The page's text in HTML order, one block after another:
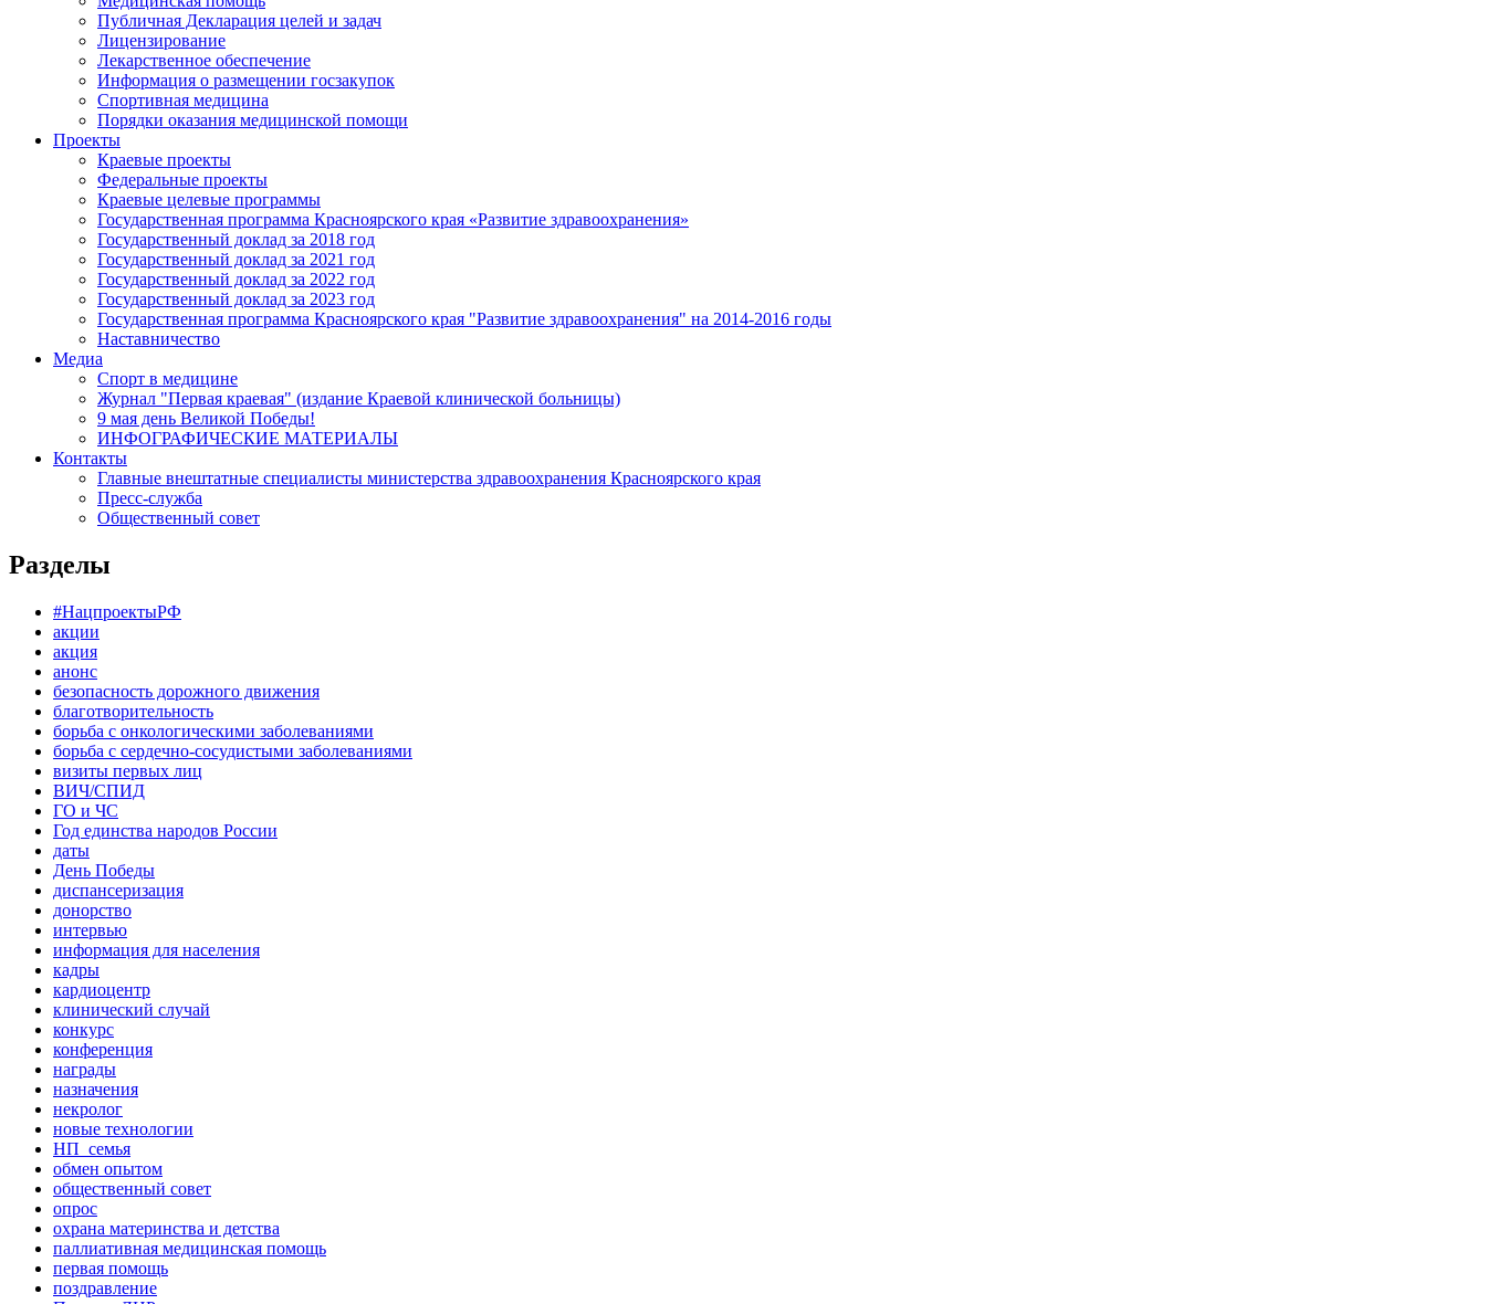
Публичная Декларация целей и задач
Лицензирование
Лекарственное обеспечение
Информация о размещении госзакупок
Спортивная медицина
Порядки оказания медицинской помощи
Проекты
Краевые проекты
Федеральные проекты
Краевые целевые программы
Государственная программа Красноярского края «Развитие здравоохранения»
Государственный доклад за 2018 год
Государственный доклад за 2021 год
Государственный доклад за 2022 год
Государственный доклад за 2023 год
Государственная программа Красноярского края "Развитие здравоохранения" на 2014-2016 годы
Наставничество
Медиа
Спорт в медицине
Журнал "Первая краевая" (издание Краевой клинической больницы)
9 мая день Великой Победы!
ИНФОГРАФИЧЕСКИЕ МАТЕРИАЛЫ
Контакты
Главные внештатные специалисты министерства здравоохранения Красноярского края
Пресс-служба
Общественный совет
Разделы
#НацпроектыРФ
акции
акция
анонс
безопасность дорожного движения
благотворительность
борьба с онкологическими заболеваниями
борьба с сердечно-сосудистыми заболеваниями
визиты первых лиц
ВИЧ/СПИД
ГО и ЧС
Год единства народов России
даты
День Победы
диспансеризация
донорство
интервью
информация для населения
кадры
кардиоцентр
клинический случай
конкурс
конференция
награды
назначения
некролог
новые технологии
НП_семья
обмен опытом
общественный совет
опрос
охрана материнства и детства
паллиативная медицинская помощь
первая помощь
поздравление